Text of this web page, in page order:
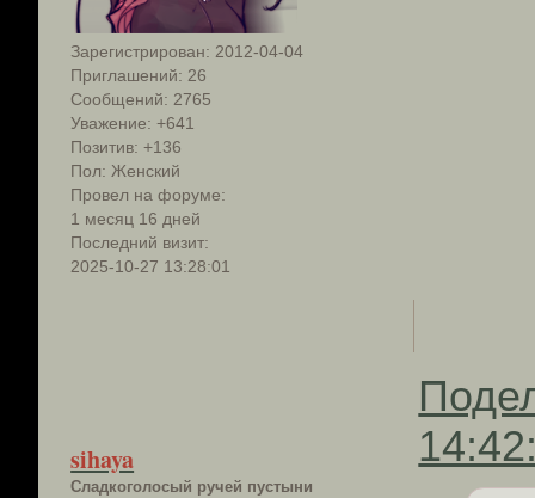
Зарегистрирован: 2012-04-04
Приглашений: 26
Сообщений: 2765
Уважение: +641
Позитив: +136
Пол: Женский
Провел на форуме:
1 месяц 16 дней
Последний визит:
2025-10-27 13:28:01
sihaya
Сладкоголосый ручей пустыни